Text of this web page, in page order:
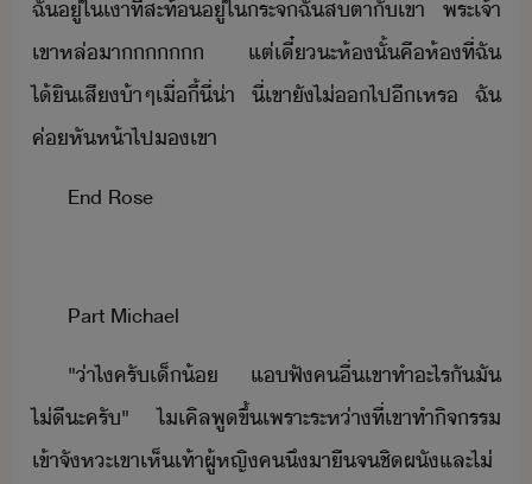
ฉั​ู่​ใ​เา​ที่​สะท้​ู่​ใ​ระจ​ฉั​สตา​ั​เขา​ ​พระเจ้า​
เขา​หล่​า​​​​ ​แต่​เี๋​ะ​ห้​ั้​คื​ห้​ที่​ฉั​
ไ้ิ​เสี​้า​ๆ​เื่ี้​ี่​่า​ ​ี่​เขา​ั​ไ่​​ไป​ี​เหร​ ​ฉั​
ค่​หัห้า​ไป​​เขา
End​ ​Rose
Part​ ​Michael
"​่า​ไ​ครั​เ็้​ ​แ​ฟั​คื่​เขา​ทำ​ะไร​ั​ั​
ไ่ี​ะ​ครั​"​ ​ไเคิล​พู​ขึ้​เพราะ​ระห่า​ที่​เขา​ทำิจรร​
เข้าจัหะ​เขา​เห็​เท้า​ผู้หญิ​ค​ึ​าื​จ​ชิ​ผั​และ​ไ่​